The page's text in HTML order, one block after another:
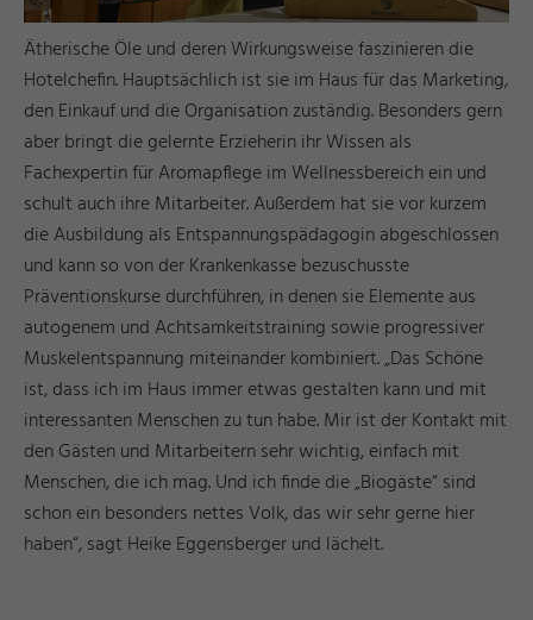
Ätherische Öle und deren Wirkungsweise faszinieren die
Hotelchefin. Hauptsächlich ist sie im Haus für das Marketing,
den Einkauf und die Organisation zuständig. Besonders gern
aber bringt die gelernte Erzieherin ihr Wissen als
Fachexpertin für Aromapflege im Wellnessbereich ein und
schult auch ihre Mitarbeiter. Außerdem hat sie vor kurzem
die Ausbildung als Entspannungspädagogin abgeschlossen
und kann so von der Krankenkasse bezuschusste
Präventionskurse durchführen, in denen sie Elemente aus
autogenem und Achtsamkeitstraining sowie progressiver
Muskelentspannung miteinander kombiniert. „Das Schöne
ist, dass ich im Haus immer etwas gestalten kann und mit
interessanten Menschen zu tun habe. Mir ist der Kontakt mit
den Gästen und Mitarbeitern sehr wichtig, einfach mit
Menschen, die ich mag. Und ich finde die „Biogäste“ sind
schon ein besonders nettes Volk, das wir sehr gerne hier
haben“, sagt Heike Eggensberger und lächelt.